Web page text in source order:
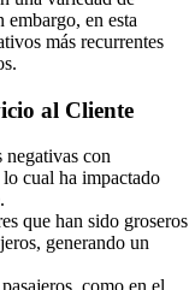
en esta
más recurrentes
al Cliente
negativas con
cual ha impactado
que han sido groseros
generando un